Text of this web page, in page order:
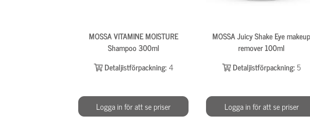
MOSSA VITAMINE MOISTURE
Shampoo 300ml
Detaljistförpackning:4
Logga in för att se priser
MOSSA Juicy Shake Eye makeup
remover 100ml
Detaljistförpackning:5
Logga in för att se priser